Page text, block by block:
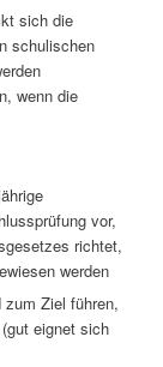
sich die
schulischen
wenn die
vor,
richtet,
werden
zum Ziel führen,
eignet sich